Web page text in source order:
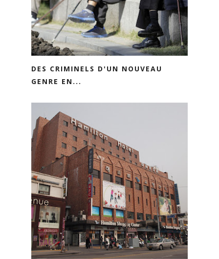
DES CRIMINELS D'UN NOUVEAU
GENRE EN...